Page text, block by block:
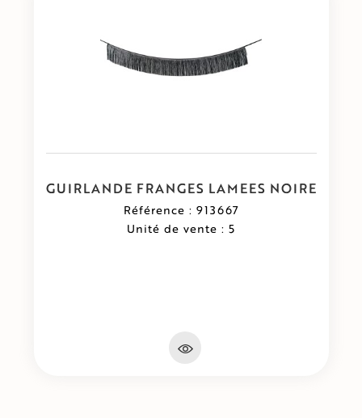
GUIRLANDE FRANGES LAMEES NOIRE
Référence : 913667
Unité de vente : 5